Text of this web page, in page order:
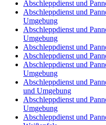
Abschleppdienst und
Abschleppdienst und
Umgebung
Abschleppdienst und
Umgebung
Abschleppdienst und
Abschleppdienst und
Abschleppdienst und
Umgebung
Abschleppdienst und
und Umgebung
Abschleppdienst und
Umgebung
Abschleppdienst und